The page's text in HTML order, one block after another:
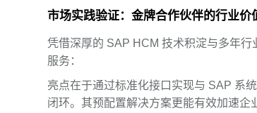
市场实践验证：金牌合作伙伴的行业价
凭借深厚的 SAP HCM 技术积淀与多年
服务：
亮点在于通过标准化接口实现与 SAP 系
闭环。其预配置解决方案更能有效加速企